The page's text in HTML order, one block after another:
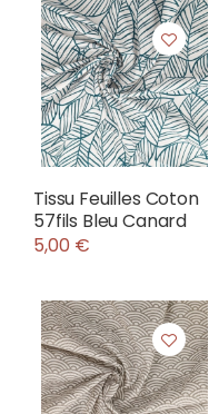
Tissu Feuilles Coton
57fils Bleu Canard
5,00 €